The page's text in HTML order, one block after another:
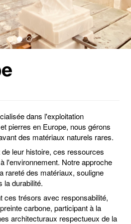
dans l'exploitation
pierres en Europe, nous gérons
des matériaux naturels rares.
leur histoire, ces ressources
l'environnement. Notre approche
rareté des matériaux, souligne
la durabilité.
ces trésors avec responsabilité,
carbone, participant à la
architecturaux respectueux de la